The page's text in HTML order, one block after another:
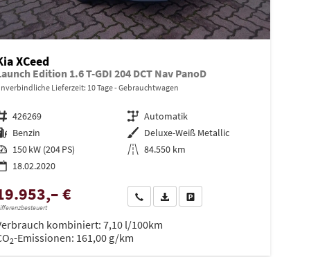
XCeed
Edition 1.6 T-GDI 204 DCT Nav PanoD
Lieferzeit: 10 Tage Gebrauchtwagen
Fahrzeugnr. 426269 Getriebe Automatik
Kraftstoff Benzin Außenfarbe Deluxe-Weiß Metallic
Leistung 150 kW (204 PS) Kilometerstand 84.550 km
18.02.2020
€ Wir rufen Sie anPDF-Datei, Fahrzeugexposé drucken
Drucken, parken oder
kombiniert:7,10 l/100km
2-Emissionen: 161,00 g/km